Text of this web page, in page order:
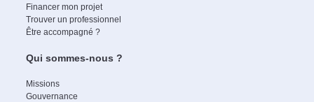
Financer mon projet
Trouver un professionnel
Être accompagné ?
Qui sommes-nous ?
Missions
Gouvernance